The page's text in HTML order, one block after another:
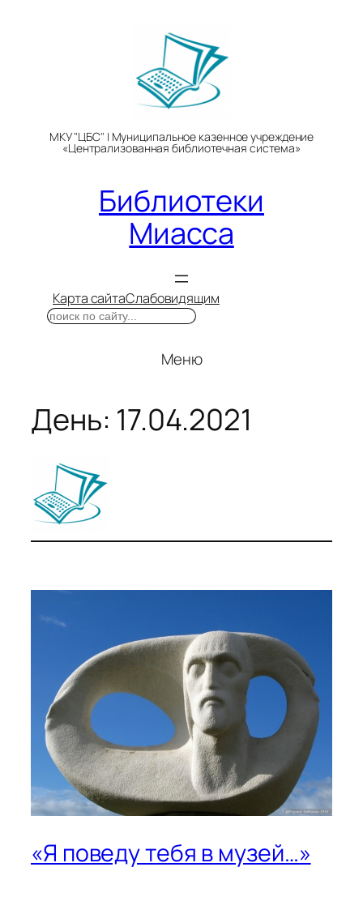
МКУ "ЦБС" | Муниципальное казенное учреждение
«Централизованная библиотечная система»
Библиотеки
Миасса
Карта сайтаСлабовидящим
Поиск
Меню
День: 17.04.2021
«Я поведу тебя в музей…»